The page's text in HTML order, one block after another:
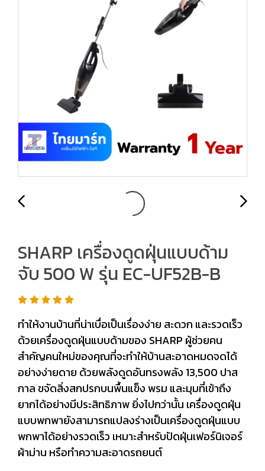
SHARP เครื่องดูดฝุ่นแบบด้าม
จับ 500 W รุ่น EC-UF52B-B
ทำให้งานบ้านที่น่าเบื่อเป็นเรื่องง่าย สะดวก และรวดเร็ว
ด้วยเครื่องดูดฝุ่นแบบด้ามของ SHARP ผู้ช่วยคน
สำคัญคนใหม่ของคุณที่จะทำให้บ้านสะอาดหมดจดได้
อย่างง่ายดาย ด้วยพลังดูดอันทรงพลัง 13,500 ปาส
กาล ขจัดสิ่งสกปรกบนพื้นแข็ง พรม และมุมที่เข้าถึง
ยากได้อย่างมีประสิทธิภาพ ยิ่งไปกว่านั้น เครื่องดูดฝุ่น
แบบพกพายังสามารถแปลงร่างเป็นเครื่องดูดฝุ่นแบบ
พกพาได้อย่างรวดเร็ว เหมาะสำหรับปัดฝุ่นเฟอร์นิเจอร์
ผ้าม่าน หรือทำความสะอาดรถยนต์